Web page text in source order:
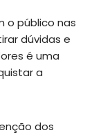
o público nas
dúvidas e
é uma
a
dos